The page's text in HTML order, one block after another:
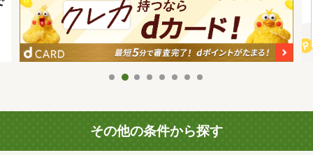
その他の条件から探す